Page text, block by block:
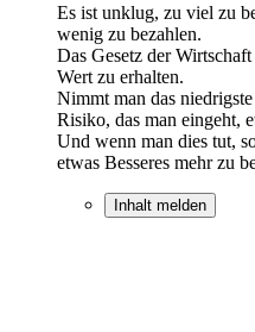
Es ist unklug, zu viel zu
wenig zu bezahlen.
Das Gesetz der
Wert zu erhalten.
Nimmt man das
Risiko, das man eingeht,
Und wenn man dies tut,
etwas Besseres mehr zu
Inhalt melden